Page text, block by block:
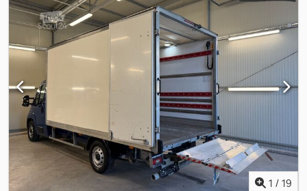
efectuată. Dkjdpoxg Ikbsfx Accer
1 / 19